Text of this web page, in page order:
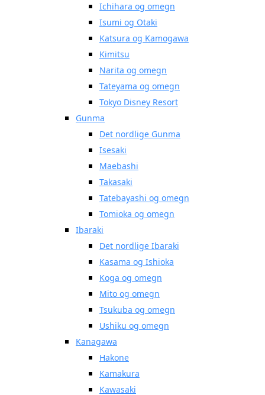
Ichihara og omegn
Isumi og Otaki
Katsura og Kamogawa
Kimitsu
Narita og omegn
Tateyama og omegn
Tokyo Disney Resort
Gunma
Det nordlige Gunma
Isesaki
Maebashi
Takasaki
Tatebayashi og omegn
Tomioka og omegn
Ibaraki
Det nordlige Ibaraki
Kasama og Ishioka
Koga og omegn
Mito og omegn
Tsukuba og omegn
Ushiku og omegn
Kanagawa
Hakone
Kamakura
Kawasaki